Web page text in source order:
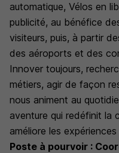
automatique, Vélos en
publicité, au bénéfice
visiteurs, puis, à partir
des aéroports et des
Innover toujours,
métiers, agir de façon
nous animent au
aventure qui redéfinit la
améliore les
Poste à pourvoir :